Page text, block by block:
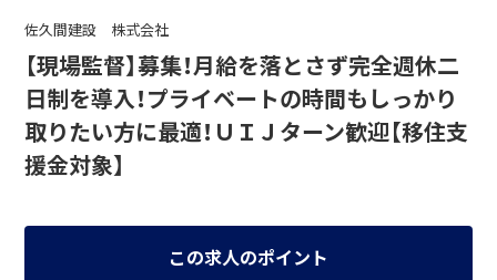
佐久間建設 株式会社
【現場監督】募集！月給を落とさず完全週休二
日制を導入！プライベートの時間もしっかり
取りたい方に最適！ＵＩＪターン歓迎【移住支
援金対象】
この求人のポイント